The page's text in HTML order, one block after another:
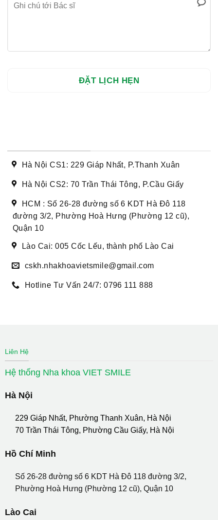
Hà Nội CS1: 229 Giáp Nhất, P.Thanh Xuân
Hà Nội CS2: 70 Trần Thái Tông, P.Cầu Giấy
HCM : Số 26-28 đường số 6 KDT Hà Đô 118
đường 3/2, Phường Hoà Hưng (Phường 12 cũ),
Quận 10
Lào Cai: 005 Cốc Lếu, thành phố Lào Cai
cskh.nhakhoavietsmile@gmail.com
Hotline Tư Vấn 24/7: 0796 111 888
Liên Hệ
Hệ thống Nha khoa VIET SMILE
Hà Nội
229 Giáp Nhất, Phường Thanh Xuân, Hà Nội
70 Trần Thái Tông, Phường Cầu Giấy, Hà Nội
Hồ Chí Minh
Số 26-28 đường số 6 KDT Hà Đô 118 đường 3/2,
Phường Hoà Hưng (Phường 12 cũ), Quận 10
Lào Cai